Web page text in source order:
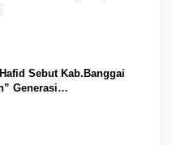
Sebut Kab.Banggai
Generasi…